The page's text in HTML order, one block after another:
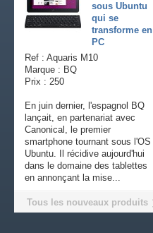
sous Ubuntu
qui se
transforme en
PC
Ref : Aquaris M10
Marque : BQ
Prix : 250
En juin dernier, l'espagnol BQ
lançait, en partenariat avec
Canonical, le premier
smartphone tournant sous l'OS
Ubuntu. Il récidive aujourd'hui
dans le domaine des tablettes
en annonçant la mise...
Tous les nouveaux produits